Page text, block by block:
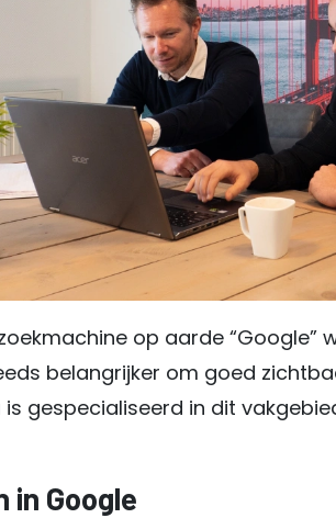
op aarde “Google”
belangrijker om goed
gespecialiseerd in dit
in Google